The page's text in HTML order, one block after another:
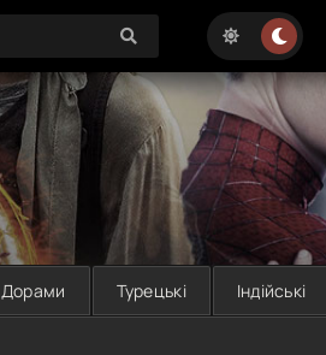
Дорами Турецькі Індійські